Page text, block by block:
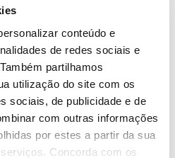
conteúdo e
de redes sociais e
partilhamos
utilização do site com os
sociais, de publicidade e de
com outras informações
por estes a partir da sua
Concorda com os
das-areias (
especial destaque os
J. navicularis ), os líquenes, bem
Ionopsidium acaule, duas pequenas
área.
DA CALDEIRA E PINHAL